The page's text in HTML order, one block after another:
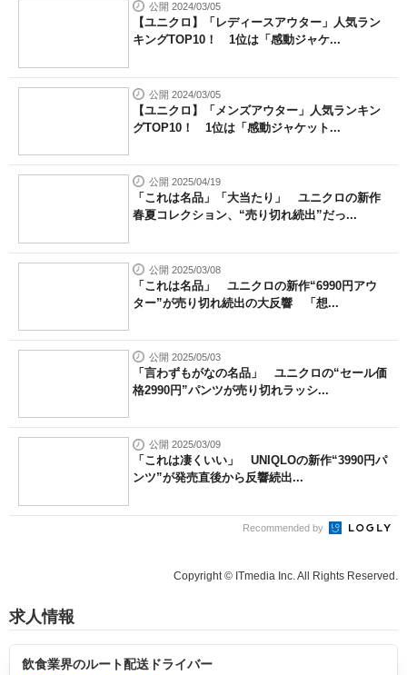
公開 2024/03/05
【ユニクロ】「レディースアウター」人気ラン
キングTOP10！ 1位は「感動ジャケ...
公開 2024/03/05
【ユニクロ】「メンズアウター」人気ランキン
グTOP10！ 1位は「感動ジャケット...
公開 2025/04/19
「これは名品」「大当たり」 ユニクロの新作
春夏コレクション、“売り切れ続出”だっ...
公開 2025/03/08
「これは名品」 ユニクロの新作“6990円アウ
ター”が売り切れ続出の大反響 「想...
公開 2025/05/03
「言わずもがなの名品」 ユニクロの“セール価
格2990円”パンツが売り切れラッシ...
公開 2025/03/09
「これは凄くいい」 UNIQLOの新作“3990円パ
ンツ”が発売直後から反響続出...
Recommended by
Copyright © ITmedia Inc. All Rights Reserved.
求人情報
飲食業界のルート配送ドライバー